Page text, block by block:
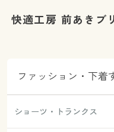
快適工房 前あきブ
ファッション・下着
ショーツ・トランクス